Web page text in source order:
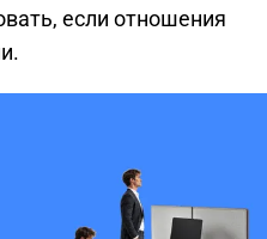
если отношения